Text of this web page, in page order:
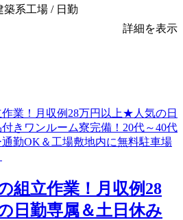
築系工場 / 日勤
詳細を表示
組立作業！月収例28
日勤専属＆土日休み